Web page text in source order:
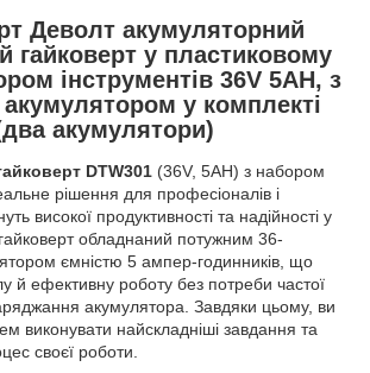
Деволт акумуляторний
гайковерт у пластиковому
інструментів 36V 5AH, з
у комплекті
акумулятори)
DTW301 (36V, 5AH) з набором
рішення для професіоналів і
високої продуктивності та надійності у
обладнаний потужним 36-
ємністю 5 ампер-годинників, що
й ефективну роботу без потреби частої
акумулятора. Завдяки цьому, ви
виконувати найскладніші завдання та
своєї роботи.